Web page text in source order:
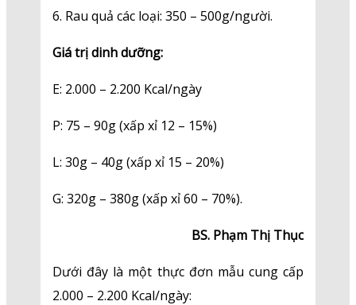
6. Rau quả các loại: 350 – 500g/người.
Giá trị dinh dưỡng:
E: 2.000 – 2.200 Kcal/ngày
P: 75 – 90g (xấp xỉ 12 – 15%)
L: 30g – 40g (xấp xỉ 15 – 20%)
G: 320g – 380g (xấp xỉ 60 – 70%).
BS. Phạm Thị Thục
Dưới đây là một thực đơn mẫu cung cấp
2.000 – 2.200 Kcal/ngày: